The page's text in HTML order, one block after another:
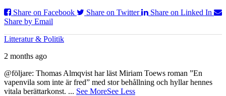
Share on Facebook
Share on Twitter
Share on Linked In
Share by Email
Litteratur & Politik
2 months ago
@följare: Thomas Almqvist har läst Miriam Toews roman ”En
vapenvila som inte är fred” med stor behållning och hyllar hennes
vitala berättarkonst. ... See MoreSee Less